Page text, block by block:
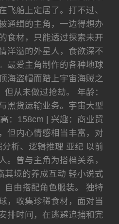
船上定居了。打不过、
通缉的主角，一边得想办
食材，只能透过探索未开
洋溢的外星人，食欲深不
最爱主角制作的各种地球
海盗帽而踏上宇宙海贼之
从未做过抢劫。 年龄：
黑货运输业务。宇宙大型
：158cm | 兴趣：商业贸
但内心情感相当丰富，对
析、逻辑推理 亚纪 以前
曾与主角为搭档关系，
其境的养成互动 轻小说式
自由搭配角色服装。 独特
，收集珍稀食材，面对当
排时间，在逃避追捕和完